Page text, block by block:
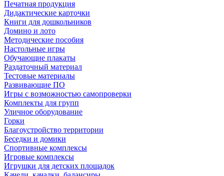
Печатная продукция
Дидактические карточки
Книги для дошкольников
Домино и лото
Методические пособия
Настольные игры
Обучающие плакаты
Раздаточный материал
Тестовые материалы
Развивающие ПО
Игры с возможностью самопроверки
Комплекты для групп
Уличное оборудование
Горки
Благоустройство территории
Беседки и домики
Спортивные комплексы
Игровые комплексы
Игрушки для детских площадок